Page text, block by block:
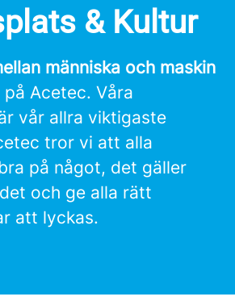
& Kultur
människa och maskin
Acetec. Våra
vår allra viktigaste
tror vi att alla
på något, det gäller
och ge alla rätt
att lyckas.